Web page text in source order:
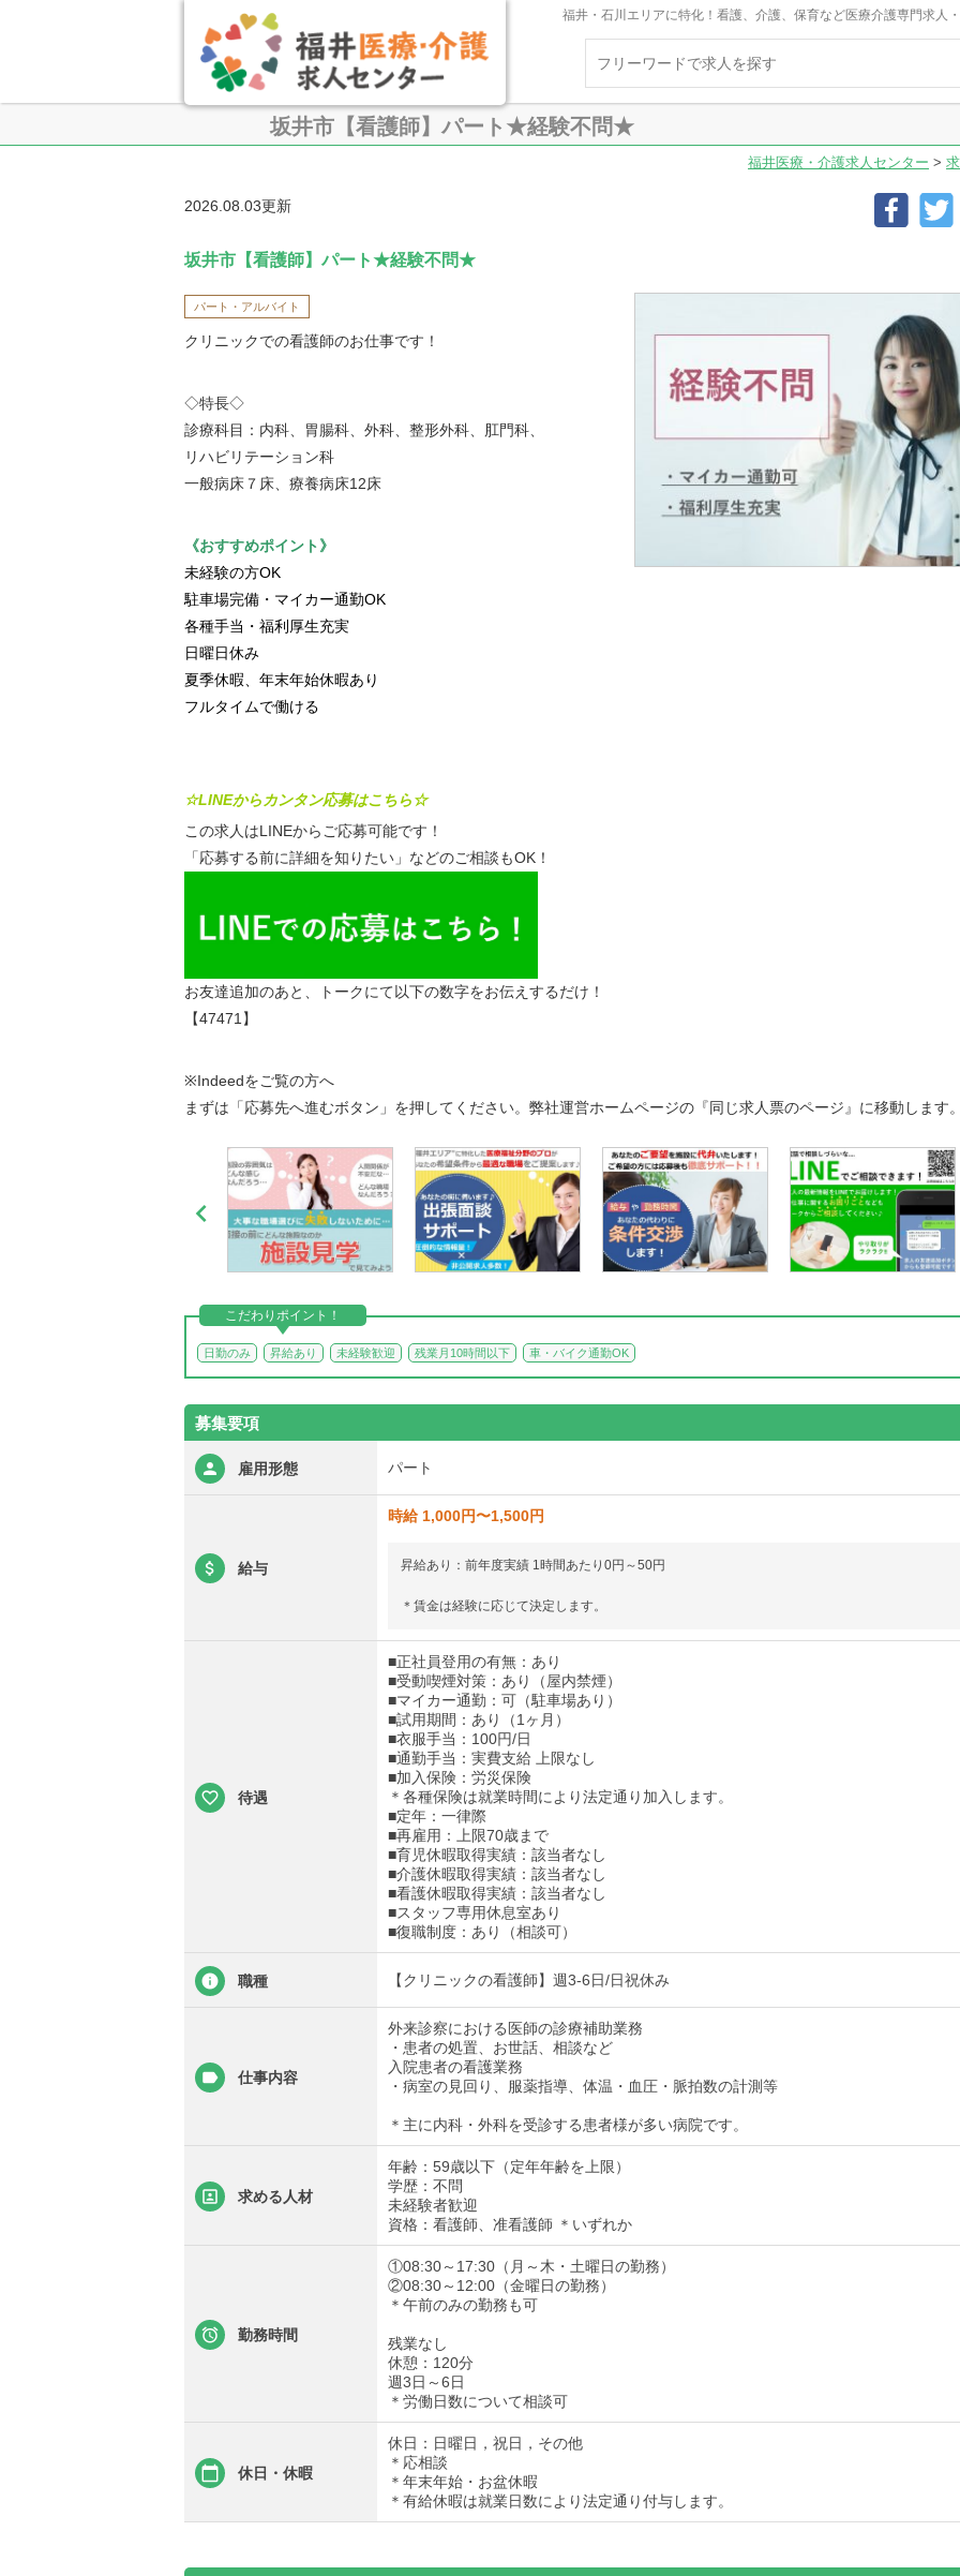
福井・石川エリアに特化！看護、介護、保育など医療介護専門求人
坂井市【看護師】パート★経験不問★
福井医療・介護求人センター >
2026.08.03更新
坂井市【看護師】パート★経験不問★
パート・アルバイト
クリニックでの看護師のお仕事です！
◇特長◇
診療科目：内科、胃腸科、外科、整形外科、肛門科、
リハビリテーション科
一般病床７床、療養病床12床
《おすすめポイント》
未経験の方OK
駐車場完備・マイカー通勤OK
各種手当・福利厚生充実
日曜日休み
夏季休暇、年末年始休暇あり
フルタイムで働ける
☆LINEからカンタン応募はこちら☆
この求人はLINEからご応募可能です！
「応募する前に詳細を知りたい」などのご相談もOK！
お友達追加のあと、トークにて以下の数字をお伝えするだけ！
【47471】
※Indeedをご覧の方へ
まずは「応募先へ進むボタン」を押してください。弊社運営ホームページの『同じ求人票のページ』に移動します

こだわりポイント！
日勤のみ 昇給あり 未経験歓迎 残業月10時間以下 車・バイク通勤OK
募集要項
雇用形態 パート
給与
時給 1,000円〜1,500円
昇給あり：前年度実績 1時間あたり0円～50円
＊賃金は経験に応じて決定します。
待遇
■正社員登用の有無：あり
■受動喫煙対策：あり（屋内禁煙）
■マイカー通勤：可（駐車場あり）
■試用期間：あり（1ヶ月）
■衣服手当：100円/日
■通勤手当：実費支給 上限なし
■加入保険：労災保険
＊各種保険は就業時間により法定通り加入します。
■定年：一律際
■再雇用：上限70歳まで
■育児休暇取得実績：該当者なし
■介護休暇取得実績：該当者なし
■看護休暇取得実績：該当者なし
■スタッフ専用休息室あり
■復職制度：あり（相談可）
職種 【クリニックの看護師】週3-6日/日祝休み
仕事内容
外来診察における医師の診療補助業務
・患者の処置、お世話、相談など
入院患者の看護業務
・病室の見回り、服薬指導、体温・血圧・脈拍数の計測等
＊主に内科・外科を受診する患者様が多い病院です。
求める人材
年齢：59歳以下（定年年齢を上限）
学歴：不問
未経験者歓迎
資格：看護師、准看護師 ＊いずれか
勤務時間
①08:30～17:30（月～木・土曜日の勤務）
②08:30～12:00（金曜日の勤務）
＊午前のみの勤務も可
残業なし
休憩：120分
週3日～6日
＊労働日数について相談可
休日・休暇
休日：日曜日，祝日，その他
＊応相談
＊年末年始・お盆休暇
＊有給休暇は就業日数により法定通り付与します。